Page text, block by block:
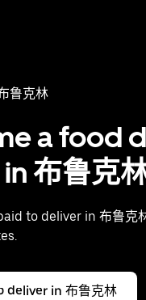
鲁克林
a food
布鲁克
to deliver in 布鲁克
deliver in 布鲁克林